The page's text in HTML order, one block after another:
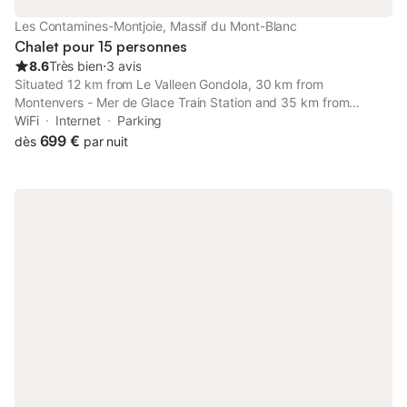
Les Contamines-Montjoie, Massif du Mont-Blanc
Chalet pour 15 personnes
8.6Très bien⋅3 avis
Situated 12 km from Le Valleen Gondola, 30 km from
Montenvers - Mer de Glace Train Station and 35 km from
Aiguille du Midi, Joyeux Flocon - Spacieux chalet provides
accommodation set in Les Contamines-Montjoie.
WiFi Internet
Parking
dès 699 € par nuit